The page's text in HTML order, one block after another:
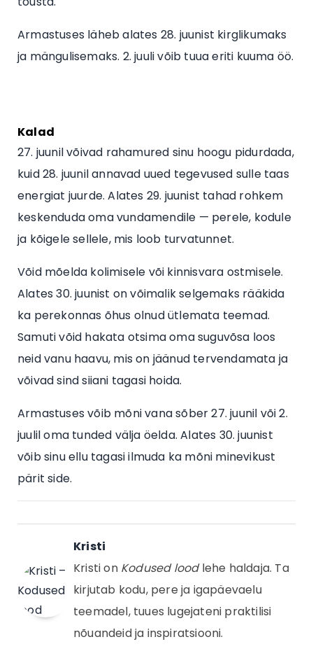
Armastuses läheb alates 28. juunist kirglikumaks
ja mängulisemaks. 2. juuli võib tuua eriti kuuma öö.
Kalad
27. juunil võivad rahamured sinu hoogu pidurdada,
kuid 28. juunil annavad uued tegevused sulle taas
energiat juurde. Alates 29. juunist tahad rohkem
keskenduda oma vundamendile — perele, kodule
ja kõigele sellele, mis loob turvatunnet.
Võid mõelda kolimisele või kinnisvara ostmisele.
Alates 30. juunist on võimalik selgemaks rääkida
ka perekonnas õhus olnud ütlemata teemad.
Samuti võid hakata otsima oma suguvõsa loos
neid vanu haavu, mis on jäänud tervendamata ja
võivad sind siiani tagasi hoida.
Armastuses võib mõni vana sõber 27. juunil või 2.
juulil oma tunded välja öelda. Alates 30. juunist
võib sinu ellu tagasi ilmuda ka mõni minevikust
pärit side.
Kristi
Kristi on Kodused loodlehe haldaja. Ta
kirjutab kodu, pere ja igapäevaelu
teemadel, tuues lugejateni praktilisi
nõuandeid ja inspiratsiooni.